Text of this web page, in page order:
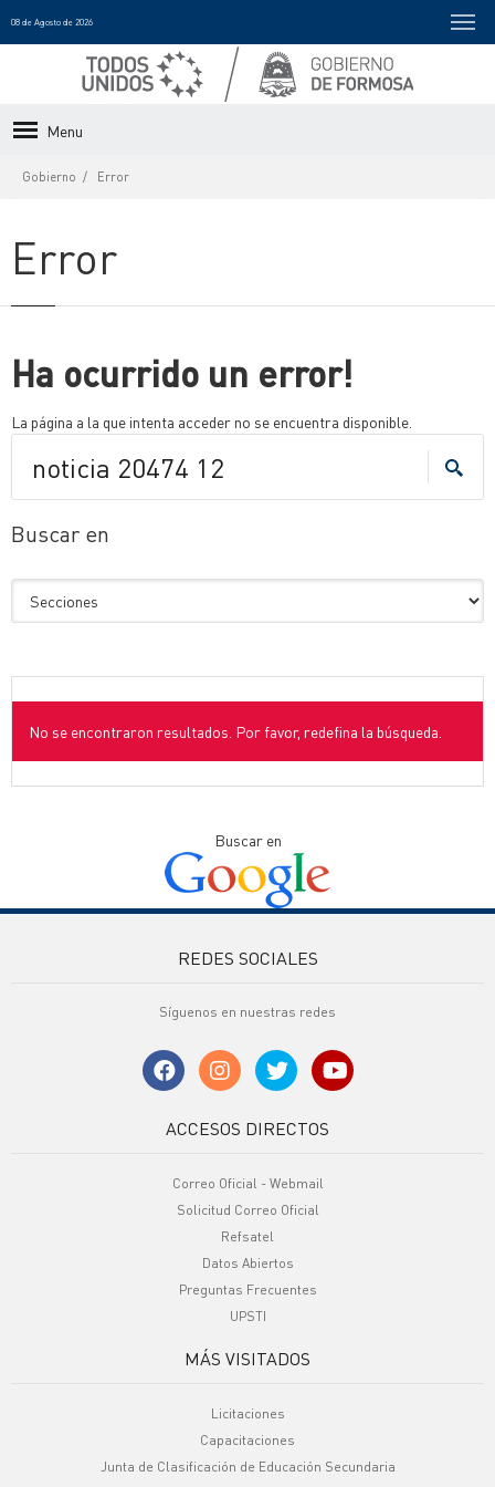
08 de Agosto de 2026
Menu
Gobierno Error
Error
Ha ocurrido un error!
La página a la que intenta acceder no se encuentra disponible.
Buscar en
No se encontraron resultados. Por favor, redefina la búsqueda.
Buscar en
REDES SOCIALES
Síguenos en nuestras redes
ACCESOS DIRECTOS
Correo Oficial - Webmail
Solicitud Correo Oficial
Refsatel
Datos Abiertos
Preguntas Frecuentes
UPSTI
MÁS VISITADOS
Licitaciones
Capacitaciones
Junta de Clasificación de Educación Secundaria